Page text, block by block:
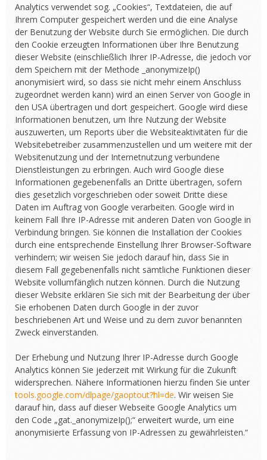
Analytics verwendet sog. „Cookies“, Textdateien, die auf
Ihrem Computer gespeichert werden und die eine Analyse
der Benutzung der Website durch Sie ermöglichen. Die durch
den Cookie erzeugten Informationen über Ihre Benutzung
dieser Website (einschließlich Ihrer IP-Adresse, die jedoch vor
dem Speichern mit der Methode _anonymizeIp()
anonymisiert wird, so dass sie nicht mehr einem Anschluss
zugeordnet werden kann) wird an einen Server von Google in
den USA übertragen und dort gespeichert. Google wird diese
Informationen benutzen, um Ihre Nutzung der Website
auszuwerten, um Reports über die Websiteaktivitäten für die
Websitebetreiber zusammenzustellen und um weitere mit der
Websitenutzung und der Internetnutzung verbundene
Dienstleistungen zu erbringen. Auch wird Google diese
Informationen gegebenenfalls an Dritte übertragen, sofern
dies gesetzlich vorgeschrieben oder soweit Dritte diese
Daten im Auftrag von Google verarbeiten. Google wird in
keinem Fall Ihre IP-Adresse mit anderen Daten von Google in
Verbindung bringen. Sie können die Installation der Cookies
durch eine entsprechende Einstellung Ihrer Browser-Software
verhindern; wir weisen Sie jedoch darauf hin, dass Sie in
diesem Fall gegebenenfalls nicht sämtliche Funktionen dieser
Website vollumfänglich nutzen können. Durch die Nutzung
dieser Website erklären Sie sich mit der Bearbeitung der über
Sie erhobenen Daten durch Google in der zuvor
beschriebenen Art und Weise und zu dem zuvor benannten
Zweck einverstanden.
Der Erhebung und Nutzung Ihrer IP-Adresse durch Google
Analytics können Sie jederzeit mit Wirkung für die Zukunft
widersprechen. Nähere Informationen hierzu finden Sie unter
tools.google.com/dlpage/gaoptout?hl=de. Wir weisen Sie
darauf hin, dass auf dieser Webseite Google Analytics um
den Code „gat._anonymizeIp();“ erweitert wurde, um eine
anonymisierte Erfassung von IP-Adressen zu gewährleisten.“